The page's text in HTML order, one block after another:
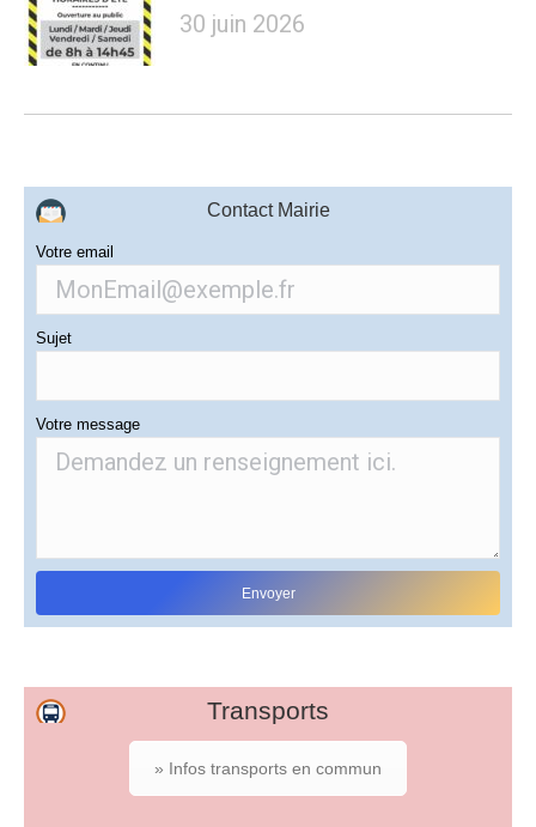
30 juin 2026
Contact Mairie
Votre email
Sujet
Votre message
Transports
» Infos transports en commun